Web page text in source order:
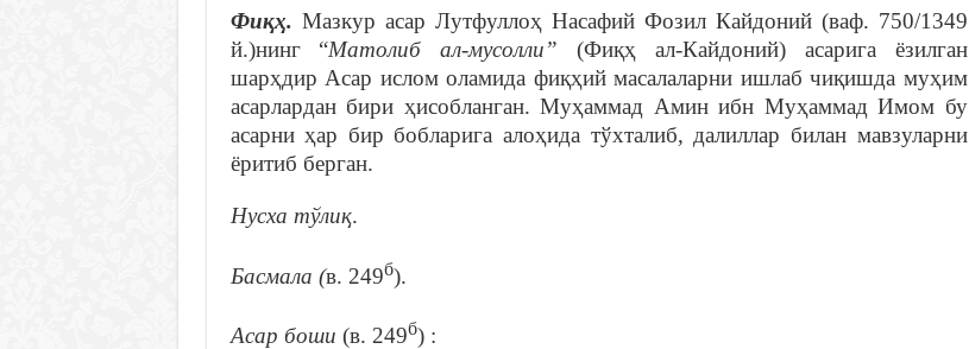
Фиқҳ. Мазкур асар Лутфуллоҳ Насафий Фозил Кайдоний (ваф. 750/1349
й.)нинг “Матолиб ал-мусолли” (Фиқҳ ал-Кайдоний) асарига ёзилган
шарҳдир Асар ислом оламида фиқҳий масалаларни ишлаб чиқишда муҳим
асарлардан бири ҳисобланган. Муҳаммад Амин ибн Муҳаммад Имом бу
асарни ҳар бир бобларига алоҳида тўхталиб, далиллар билан мавзуларни
ёритиб берган.
Нусха тўлиқ.
Басмала (в. 249б).
Асар боши (в. 249б) :